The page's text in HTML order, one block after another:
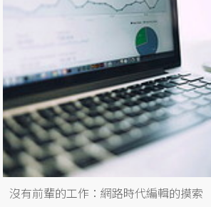
沒有前輩的工作：網路時代編輯的摸索